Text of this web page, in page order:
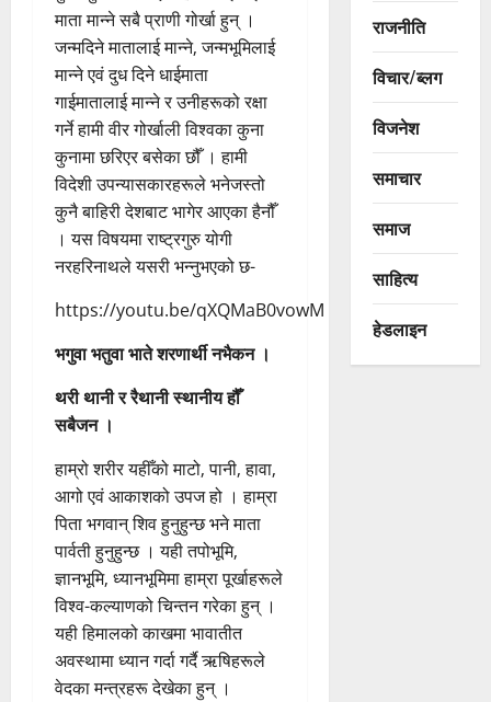
माता मान्ने सबै प्राणी गोर्खा हुन् ।
जन्मदिने मातालाई मान्ने‚ जन्मभूमिलाई
मान्ने एवं दुध दिने धाईमाता
गाईमातालाई मान्ने र उनीहरूको रक्षा
गर्ने हामी वीर गोर्खाली विश्वका कुना
कुनामा छरिएर बसेका छौँ । हामी
विदेशी उपन्यासकारहरूले भनेजस्तो
कुनै बाहिरी देशबाट भागेर आएका हैनौँ
। यस विषयमा राष्ट्रगुरु योगी
नरहरिनाथले यसरी भन्नुभएको छ-
https://youtu.be/qXQMaB0vowM
भगुवा भतुवा भाते शरणार्थी नभैकन ।
थरी थानी र रैथानी स्थानीय हौँ
सबैजन ।
हाम्रो शरीर यहीँको माटो‚ पानी‚ हावा‚
आगो एवं आकाशको उपज हो । हाम्रा
पिता भगवान् शिव हुनुहुन्छ भने माता
पार्वती हुनुहुन्छ । यही तपोभूमि‚
ज्ञानभूमि‚ ध्यानभूमिमा हाम्रा पूर्खाहरूले
विश्व-कल्याणको चिन्तन गरेका हुन् ।
यही हिमालको काखमा भावातीत
अवस्थामा ध्यान गर्दा गर्दै ऋषिहरूले
वेदका मन्त्रहरू देखेका हुन् ।
राजनीति
विचार/ब्लग
विजनेश
समाचार
समाज
साहित्य
हेडलाइन